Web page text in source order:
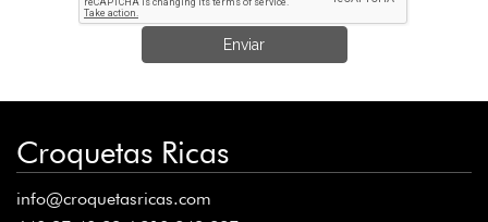
Enviar
Croquetas Ricas
info@croquetasricas.com